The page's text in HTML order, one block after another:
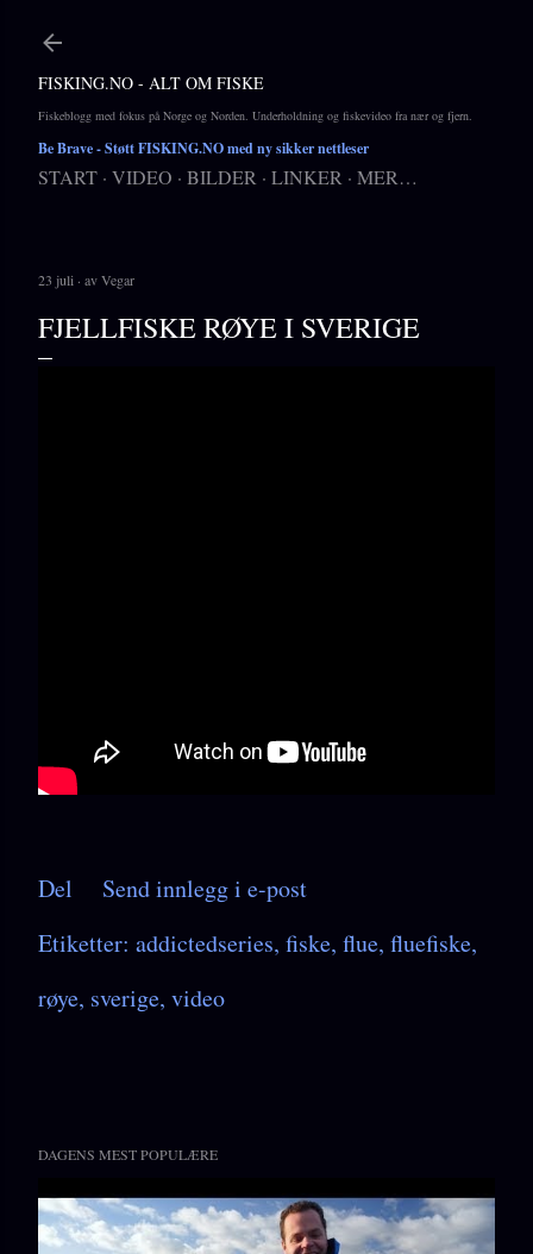
FISKING.NO - ALT OM FISKE
Fiskeblogg med fokus på Norge og Norden. Underholdning og fiskevideo fra nær og fjern.
Be Brave- Støtt FISKING.NO med ny sikker nettleser
START VIDEO BILDER LINKER MER…
23 juli avVegar
FJELLFISKE RØYE I SVERIGE
Del
Send innlegg i e-post
Etiketter: addictedseries fiske flue fluefiske
røye sverige video
DAGENS MEST POPULÆRE